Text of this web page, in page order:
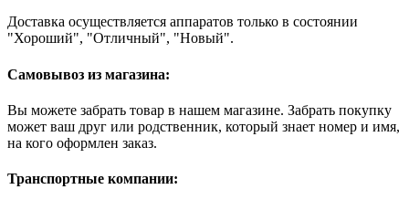
Доставка осуществляется аппаратов только в состоянии
"Хороший", "Отличный", "Новый".
Самовывоз из магазина:
Вы можете забрать товар в нашем магазине. Забрать покупку
может ваш друг или родственник, который знает номер и имя,
на кого оформлен заказ.
Транспортные компании: